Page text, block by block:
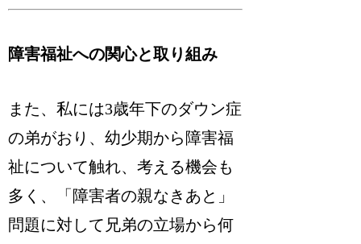
障害福祉への関心と取り組み
また、私には3歳年下のダウン症
の弟がおり、幼少期から障害福
祉について触れ、考える機会も
多く、「障害者の親なきあと」
問題に対して兄弟の立場から何